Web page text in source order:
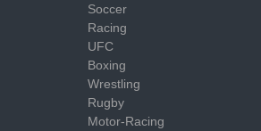
Soccer
Racing
UFC
Boxing
Wrestling
Rugby
Motor-Racing